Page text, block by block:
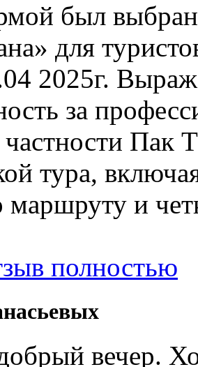
был выбран
для
2025г.
за
Пак
тура,
маршруту и
полностью
вечер.